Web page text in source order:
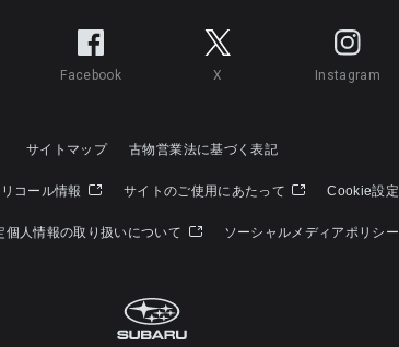
Facebook X Instagram
サイトマップ 古物営業法に基づく表記
リコール情報 サイトのご使用にあたって Cookie設定
個人情報の取り扱いについて ソーシャルメディアポリシー